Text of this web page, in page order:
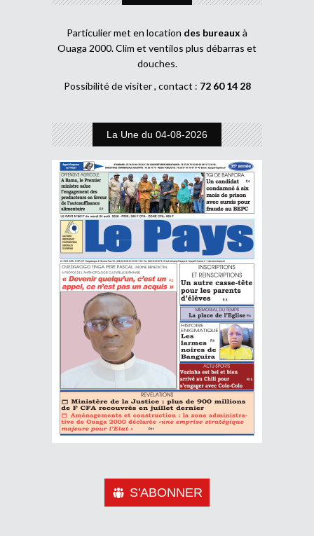
Particulier met en location des bureaux à
Ouaga 2000. Clim et ventilos plus débarras et
douches.
Possibilité de visiter , contact : 72 60 14 28
La Une du 04-08-2026
S'ABONNER